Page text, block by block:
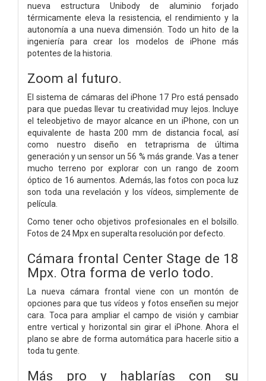
nueva estructura Unibody de aluminio forjado
térmicamente eleva la resistencia, el rendimiento y la
autonomía a una nueva dimensión. Todo un hito de la
ingeniería para crear los modelos de iPhone más
potentes de la historia.
Zoom al futuro.
El sistema de cámaras del iPhone 17 Pro está pensado
para que puedas llevar tu creatividad muy lejos. Incluye
el teleobjetivo de mayor alcance en un iPhone, con un
equivalente de hasta 200 mm de distancia focal, así
como nuestro diseño en tetraprisma de última
generación y un sensor un 56 % más grande. Vas a tener
mucho terreno por explorar con un rango de zoom
óptico de 16 aumentos. Además, las fotos con poca luz
son toda una revelación y los vídeos, simplemente de
película.
Como tener ocho objetivos profesionales en el bolsillo.
Fotos de 24 Mpx en superalta resolución por defecto.
Cámara frontal Center Stage de 18
Mpx. Otra forma de verlo todo.
La nueva cámara frontal viene con un montón de
opciones para que tus vídeos y fotos enseñen su mejor
cara. Toca para ampliar el campo de visión y cambiar
entre vertical y horizontal sin girar el iPhone. Ahora el
plano se abre de forma automática para hacerle sitio a
toda tu gente.
Más pro y hablarías con su